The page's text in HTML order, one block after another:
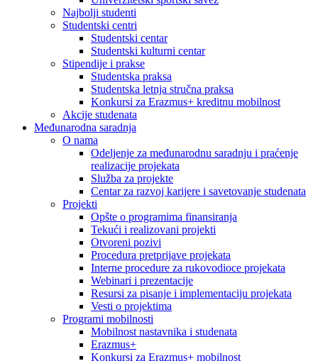
Najbolji studenti
Studentski centri
Studentski centar
Studentski kulturni centar
Stipendije i prakse
Studentska praksa
Studentska letnja stručna praksa
Konkursi za Erazmus+ kreditnu mobilnost
Akcije studenata
Međunarodna saradnja
O nama
Odeljenje za međunarodnu saradnju i praćenje
realizacije projekata
Služba za projekte
Centar za razvoj karijere i savetovanje studenata
Projekti
Opšte o programima finansiranja
Tekući i realizovani projekti
Otvoreni pozivi
Procedura pretprijave projekata
Interne procedure za rukovodioce projekata
Webinari i prezentacije
Resursi za pisanje i implementaciju projekata
Vesti o projektima
Programi mobilnosti
Mobilnost nastavnika i studenata
Erazmus+
Konkursi za Erazmus+ mobilnost